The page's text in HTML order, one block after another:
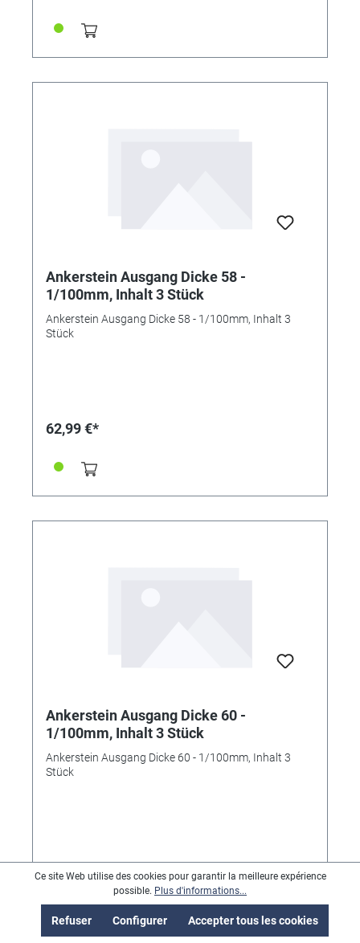
Ankerstein Ausgang Dicke 58 -
1/100mm, Inhalt 3 Stück
Ankerstein Ausgang Dicke 58 - 1/100mm, Inhalt 3
Stück
62,99 €*
Ankerstein Ausgang Dicke 60 -
1/100mm, Inhalt 3 Stück
Ankerstein Ausgang Dicke 60 - 1/100mm, Inhalt 3
Stück
62,99 €*
Ce site Web utilise des cookies pour garantir la meilleure expérience
possible. Plus d'informations...
Refuser Configurer Accepter tous les cookies